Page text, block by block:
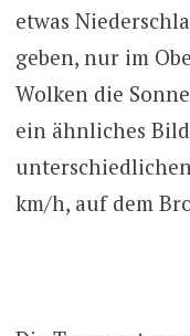
etwas
geben, nur im
Wolken die
ein ähnliches
km/h, auf dem